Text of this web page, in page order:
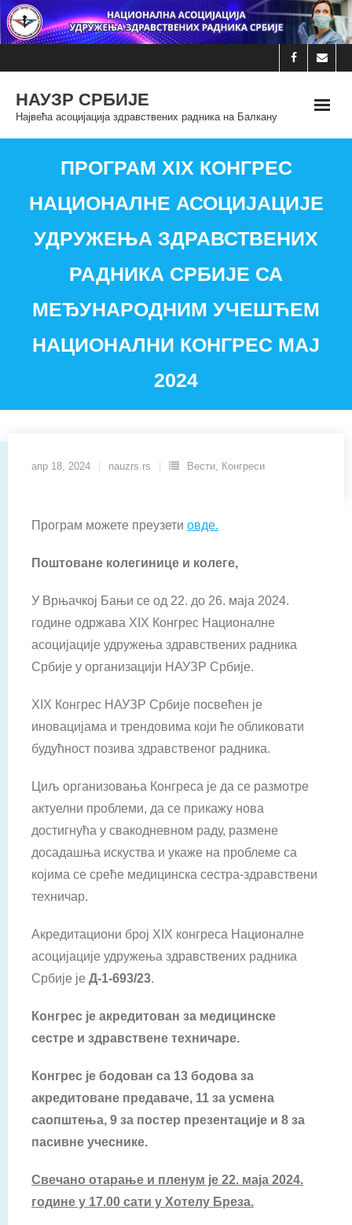
Skip
to
НАУЗР СРБИЈЕ
Највећа асоцијација здравствених радника на Балкану
ПРОГРАМ XIX КОНГРЕС
НАЦИОНАЛНЕ АСОЦИЈАЦИЈЕ
УДРУЖЕЊА ЗДРАВСТВЕНИХ
РАДНИКА СРБИЈЕ СА
МЕЂУНАРОДНИМ УЧЕШЋЕМ
НАЦИОНАЛНИ КОНГРЕС МАЈ
2024
апр 18, 2024 nauzrs.rs Вести, Конгреси
Програм можете преузети овде.
Поштоване колегинице и колеге,
У Врњачкој Бањи се од 22. до 26. маја 2024.
године одржава XIX Конгрес Националне
асоцијације удружења здравствених радника
Србије у организацији НАУЗР Србије.
XIX Конгрес НАУЗР Србије посвећен је
иновацијама и трендовима који ће обликовати
будућност позива здравственог радника.
Циљ организовања Конгреса је да се размотре
актуелни проблеми, да се прикажу нова
достигнућа у свакодневном раду, размене
досадашња искуства и укаже на проблеме са
којима се среће медицинска сестра-здравствени
техничар.
Акредитациони број XIX конгреса Националне
асоцијације удружења здравствених радника
Србије је Д-1-693/23.
Конгрес је акредитован за медицинске
сестре и здравствене техничаре.
Конгрес је бодован са 13 бодова за
акредитоване предаваче, 11 за усмена
саопштења, 9 за постер презентације и 8 за
пасивне учеснике.
Свечано отарање и пленум је 22. маја 2024.
године у 17.00 сати у Хотелу Бреза.